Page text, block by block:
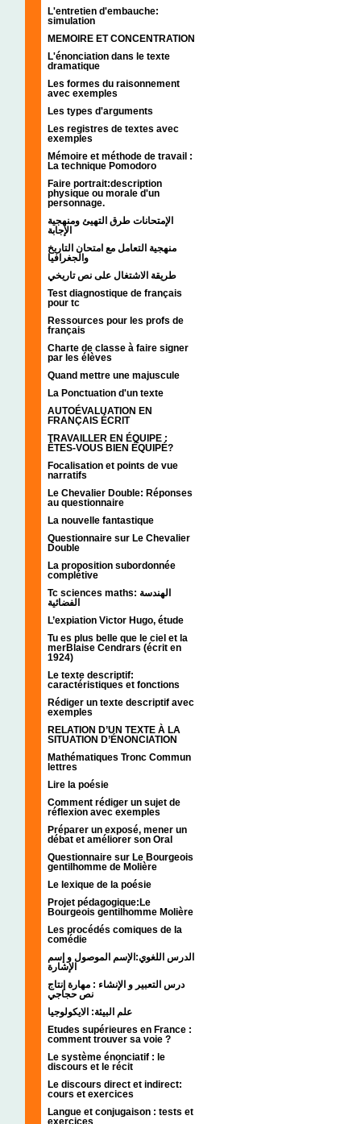
L'entretien d'embauche:
simulation
MEMOIRE ET CONCENTRATION
L'énonciation dans le texte
dramatique
Les formes du raisonnement
avec exemples
Les types d'arguments
Les registres de textes avec
exemples
Mémoire et méthode de travail :
La technique Pomodoro
Faire portrait:description
physique ou morale d'un
personnage.
الإمتحانات طرق التهيئ ومنهجية
الإجابة
منهجية التعامل مع امتحان التاريخ
والجغرافيا
طريقة الاشتغال على نص تاريخي
Test diagnostique de français
pour tc
Ressources pour les profs de
français
Charte de classe à faire signer
par les élèves
Quand mettre une majuscule
La Ponctuation d'un texte
AUTOÉVALUATION EN
FRANÇAIS ÉCRIT
TRAVAILLER EN ÉQUIPE :
ÊTES-VOUS BIEN ÉQUIPÉ?
Focalisation et points de vue
narratifs
Le Chevalier Double: Réponses
au questionnaire
La nouvelle fantastique
Questionnaire sur Le Chevalier
Double
La proposition subordonnée
complétive
Tc sciences maths: الهندسة
الفضائية
L’expiation Victor Hugo, étude
Tu es plus belle que le ciel et la
merBlaise Cendrars (écrit en
1924)
Le texte descriptif:
caractéristiques et fonctions
Rédiger un texte descriptif avec
exemples
RELATION D’UN TEXTE À LA
SITUATION D’ÉNONCIATION
Mathématiques Tronc Commun
lettres
Lire la poésie
Comment rédiger un sujet de
réflexion avec exemples
Préparer un exposé, mener un
débat et améliorer son Oral
Questionnaire sur Le Bourgeois
gentilhomme de Molière
Le lexique de la poésie
Projet pédagogique:Le
Bourgeois gentilhomme Molière
Les procédés comiques de la
comédie
الدرس اللغوي:الإسم الموصول و إسم
الإشارة
درس التعبير و الإنشاء : مهارة إنتاج
نص حجاجي
علم البيئة: الايكولوجيا
Etudes supérieures en France :
comment trouver sa voie ?
Le système énonciatif : le
discours et le récit
Le discours direct et indirect:
cours et exercices
Langue et conjugaison : tests et
exercices